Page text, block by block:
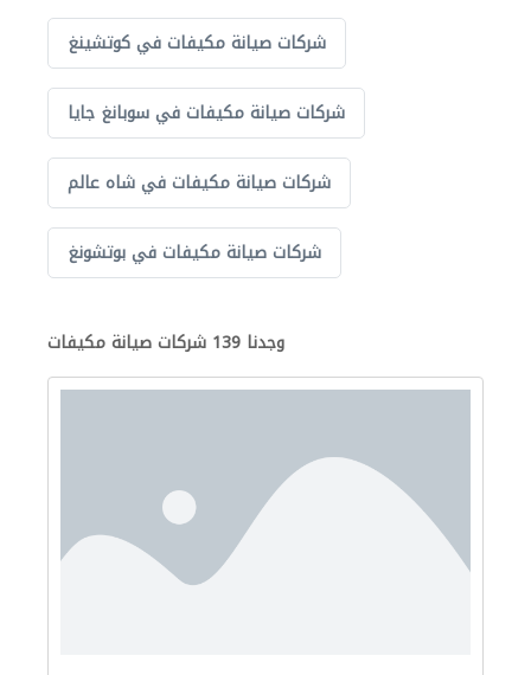
شركات صيانة مكيفات في كوتشينغ
شركات صيانة مكيفات في سوبانغ جايا
شركات صيانة مكيفات في شاه عالم
شركات صيانة مكيفات في بوتشونغ
وجدنا 139 شركات صيانة مكيفات